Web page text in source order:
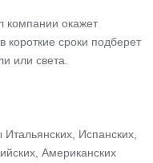
компании окажет
короткие сроки подберет
или света.
Испанских,
Американских